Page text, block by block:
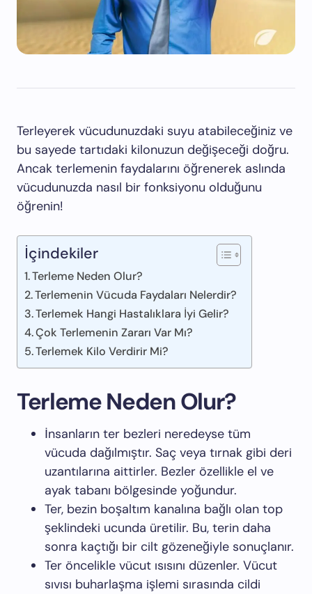
Terleyerek vücudunuzdaki suyu atabileceğiniz ve
bu sayede tartıdaki kilonuzun değişeceği doğru.
Ancak terlemenin faydalarını öğrenerek aslında
vücudunuzda nasıl bir fonksiyonu olduğunu
öğrenin!
İçindekiler
Terleme Neden Olur?
Terlemenin Vücuda Faydaları Nelerdir?
Terlemek Hangi Hastalıklara İyi Gelir?
Çok Terlemenin Zararı Var Mı?
Terlemek Kilo Verdirir Mi?
Terleme Neden Olur?
İnsanların ter bezleri neredeyse tüm
vücuda dağılmıştır. Saç veya tırnak gibi deri
uzantılarına aittirler. Bezler özellikle el ve
ayak tabanı bölgesinde yoğundur.
Ter, bezin boşaltım kanalına bağlı olan top
şeklindeki ucunda üretilir. Bu, terin daha
sonra kaçtığı bir cilt gözeneğiyle sonuçlanır.
Ter öncelikle vücut ısısını düzenler. Vücut
sıvısı buharlaşma işlemi sırasında cildi